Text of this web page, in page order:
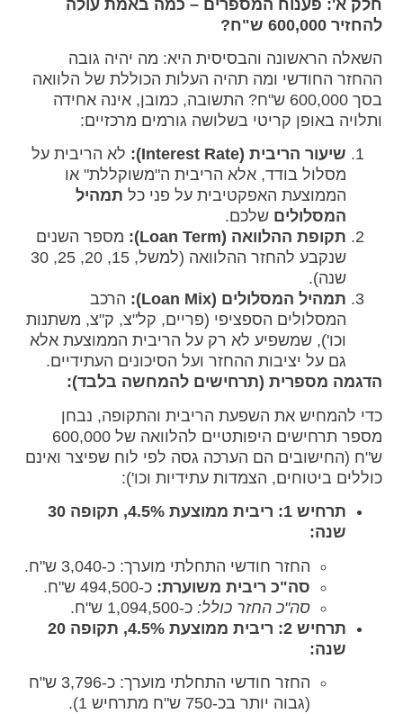
חלק א': פענוח המספרים – כמה באמת עולה
להחזיר 600,000 ש"ח?
השאלה הראשונה והבסיסית היא: מה יהיה גובה
ההחזר החודשי ומה תהיה העלות הכוללת של הלוואה
בסך 600,000 ש"ח? התשובה, כמובן, אינה אחידה
ותלויה באופן קריטי בשלושה גורמים מרכזיים:
שיעור הריבית (Interest Rate):
לא הריבית על
מסלול בודד, אלא הריבית ה"משוקללת" או
הממוצעת האפקטיבית על פני כל תמהיל
המסלולים שלכם.
תקופת ההלוואה (Loan Term):
מספר השנים
שנקבע להחזר ההלוואה (למשל, 15, 20, 25, 30
שנה).
תמהיל המסלולים (Loan Mix):
הרכב
המסלולים הספציפי (פריים, קל"צ, ק"צ, משתנות
וכו'), שמשפיע לא רק על הריבית הממוצעת אלא
גם על יציבות ההחזר ועל הסיכונים העתידיים.
הדגמה מספרית (תרחישים להמחשה בלבד):
כדי להמחיש את השפעת הריבית והתקופה, נבחן
מספר תרחישים היפותטיים להלוואה של 600,000
ש"ח (החישובים הם הערכה גסה לפי לוח שפיצר ואינם
כוללים ביטוחים, הצמדות עתידיות וכו'):
תרחיש 1: ריבית ממוצעת 4.5%, תקופה 30
שנה:
החזר חודשי התחלתי מוערך: כ-3,040 ש"ח.
סה"כ ריבית משוערת: כ-494,500 ש"ח.
סה"כ החזר כולל: כ-1,094,500 ש"ח.
תרחיש 2: ריבית ממוצעת 4.5%, תקופה 20
שנה:
החזר חודשי התחלתי מוערך: כ-3,796 ש"ח
(גבוה יותר בכ-750 ש"ח מתרחיש 1).